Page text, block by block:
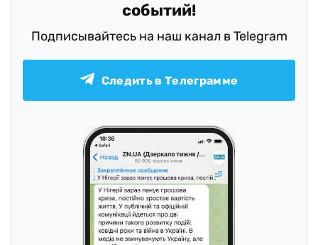
событий!
Подписывайтесь на наш канал в Telegram
Следить в Телеграмме